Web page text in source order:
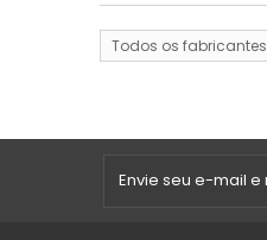
Todos os fabricantes